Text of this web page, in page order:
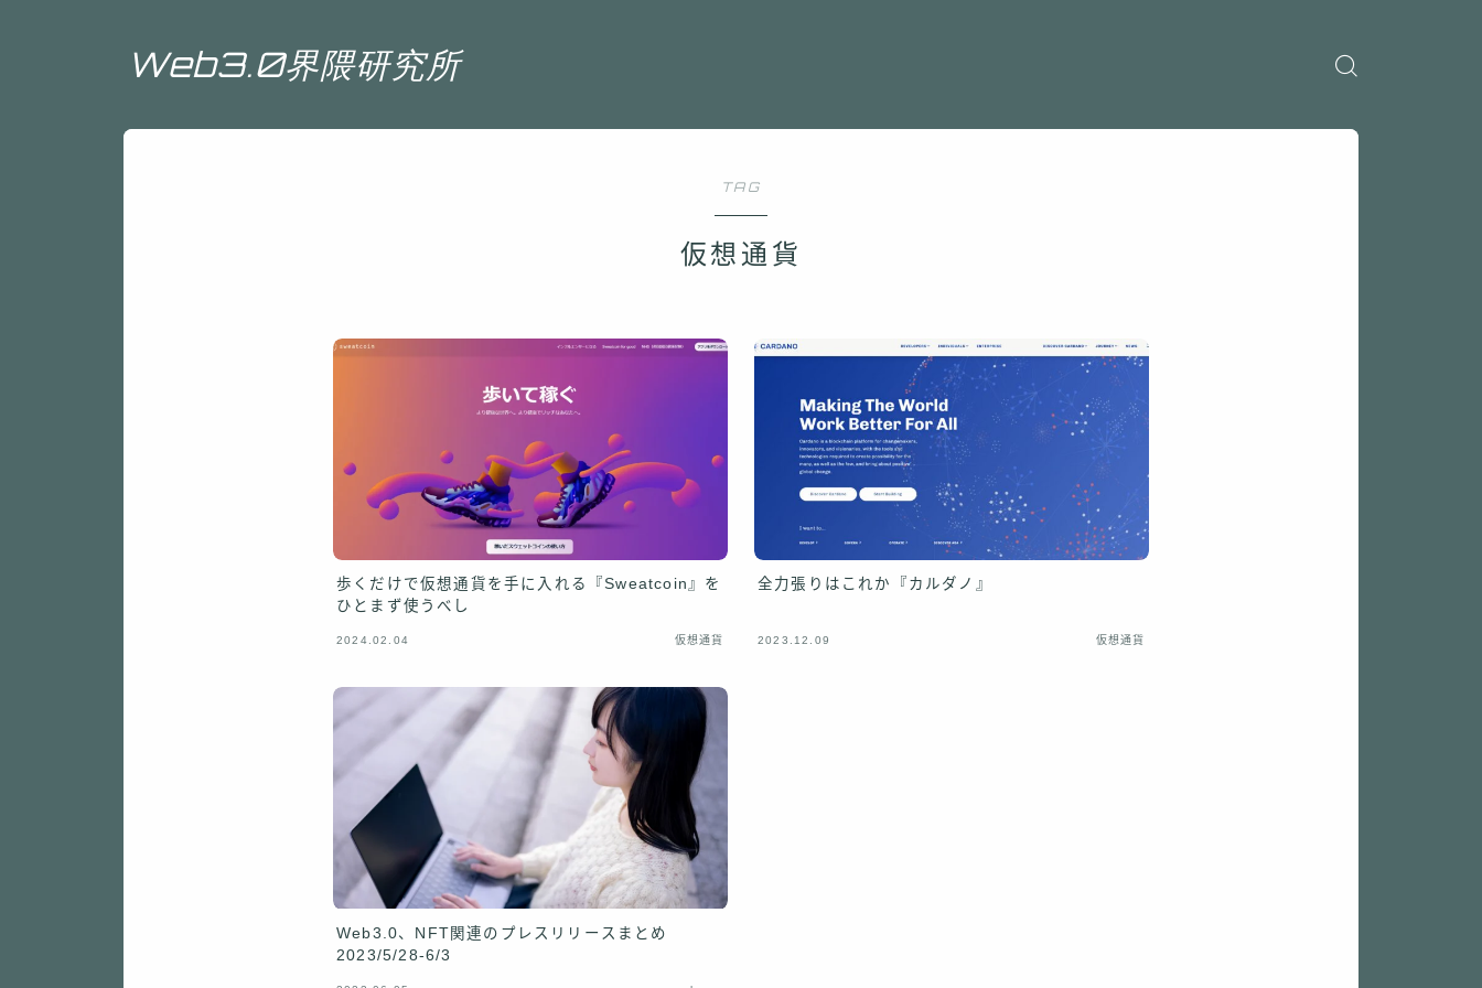
Web3.0界隈研究所
TAG
仮想通貨
歩くだけで仮想通貨を手に入れる『Sweatcoin』を
ひとまず使うべし
2024.02.04 仮想通貨
全力張りはこれか『カルダノ』
2023.12.09 仮想通貨
Web3.0、NFT関連のプレスリリースまとめ
2023/5/28-6/3